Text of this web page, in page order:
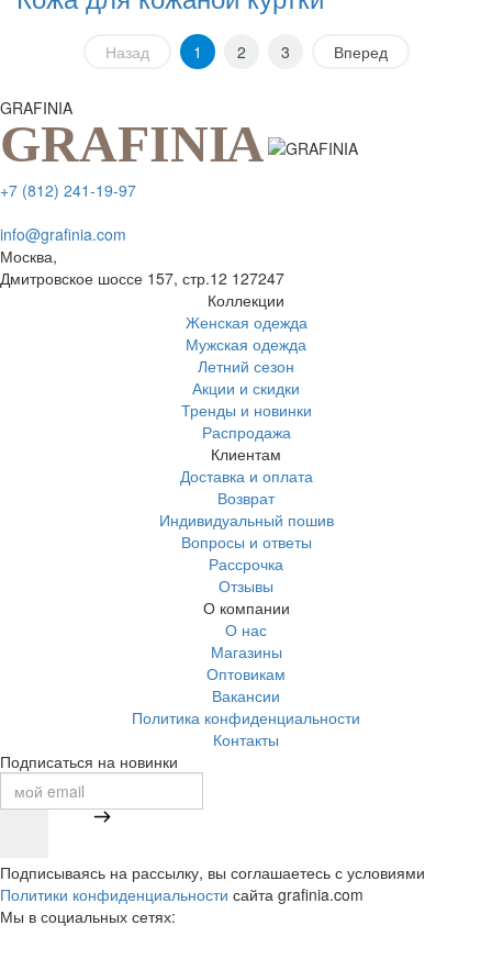
Назад 1 2 3 Вперед
GRAFINIA
+7 (812) 241-19-97
info@grafinia.com
Москва,
Дмитровское шоссе 157, стр.12 127247
Коллекции
Женская одежда
Мужская одежда
Летний сезон
Акции и скидки
Тренды и новинки
Распродажа
Клиентам
Доставка и оплата
Возврат
Индивидуальный пошив
Вопросы и ответы
Рассрочка
Отзывы
О компании
О нас
Магазины
Оптовикам
Вакансии
Политика конфиденциальности
Контакты
Подписаться на новинки
Подписываясь на рассылку, вы соглашаетесь с условиями
Политики конфиденциальности сайта grafinia.com
Мы в социальных сетях: